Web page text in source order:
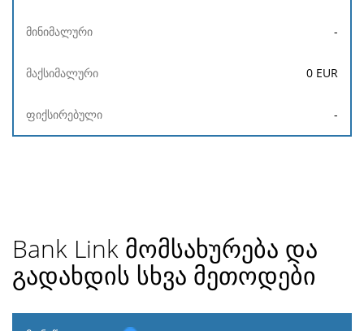
-
0 EUR
-
Bank Link მომსახურება და
გადახდის სხვა მეთოდები